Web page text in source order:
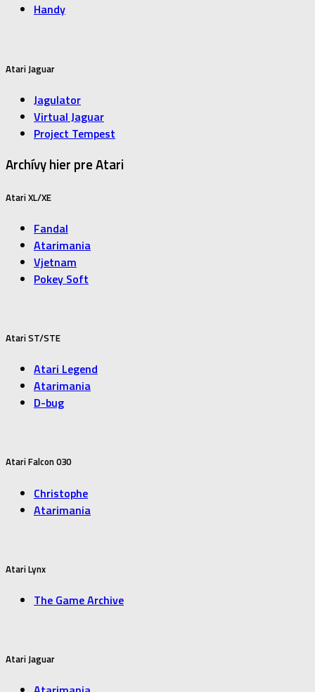
Handy
Atari Jaguar
Jagulator
Virtual Jaguar
Project Tempest
Archívy hier pre Atari
Atari XL/XE
Fandal
Atarimania
Vjetnam
Pokey Soft
Atari ST/STE
Atari Legend
Atarimania
D-bug
Atari Falcon 030
Christophe
Atarimania
Atari Lynx
The Game Archive
Atari Jaguar